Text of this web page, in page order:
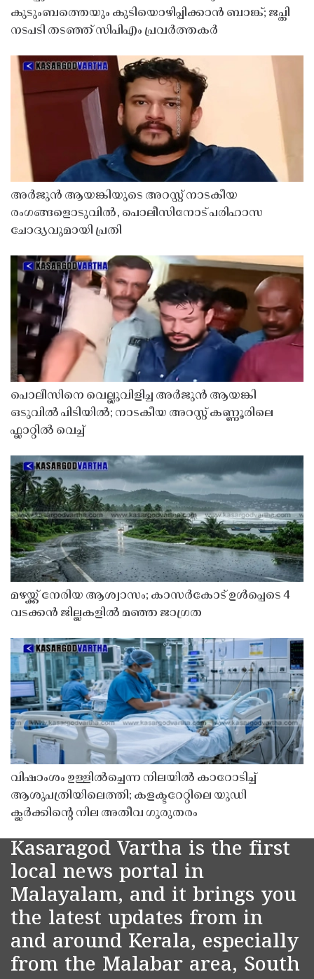
കുടുംബത്തെയും കുടിയൊഴിപ്പിക്കാൻ ബാങ്ക്; ജപ്തി
നടപടി തടഞ്ഞ് സിപിഎം പ്രവർത്തകർ
അർജുൻ ആയങ്കിയുടെ അറസ്റ്റ് നാടകീയ
രംഗങ്ങളൊടുവിൽ, പൊലീസിനോട് പരിഹാസ
ചോദ്യവുമായി പ്രതി
പൊലീസിനെ വെല്ലുവിളിച്ച അർജുൻ ആയങ്കി
ഒടുവിൽ പിടിയിൽ; നാടകീയ അറസ്റ്റ് കണ്ണൂരിലെ
ഫ്ലാറ്റിൽ വെച്ച്
മഴയ്ക്ക് നേരിയ ആശ്വാസം; കാസർകോട് ഉൾപ്പെടെ 4
വടക്കൻ ജില്ലകളിൽ മഞ്ഞ ജാഗ്രത
വിഷാംശം ഉള്ളിൽച്ചെന്ന നിലയിൽ കാറോടിച്ച്
ആശുപത്രിയിലെത്തി; കളക്ടറേറ്റിലെ യുഡി
ക്ലർക്കിൻ്റെ നില അതീവ ഗുരുതരം
Kasaragod Vartha is the first
local news portal in
Malayalam, and it brings you
the latest updates from in
and around Kerala, especially
from the Malabar area, South